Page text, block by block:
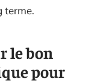
terme.
le bon
pour